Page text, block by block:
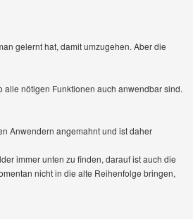
gelernt hat, damit umzugehen. Aber die
nötigen Funktionen auch anwendbar sind.
Anwendern angemahnt und ist daher
immer unten zu finden, darauf ist auch die
nicht in die alte Reihenfolge bringen,